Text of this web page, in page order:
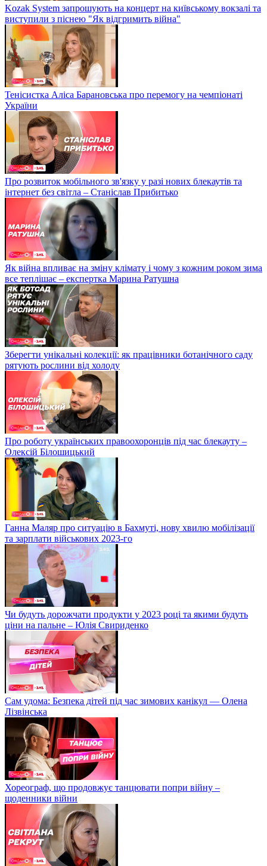
Kozak System запрошують на концерт на київському вокзалі та
виступили з піснею "Як відгримить війна"
Тенісистка Аліса Барановська про перемогу на чемпіонаті
України
Про розвиток мобільного зв'язку у разі нових блекаутів та
інтернет без світла – Станіслав Прибитько
Як війна впливає на зміну клімату і чому з кожним роком зима
все теплішає – експертка Марина Ратушна
Зберегти унікальні колекції: як працівники ботанічного саду
рятують рослини від холоду
Про роботу українських правоохоронців під час блекауту –
Олексій Білошицький
Ганна Маляр про ситуацію в Бахмуті, нову хвилю мобілізації
та зарплати військових 2023-го
Чи будуть дорожчати продукти у 2023 році та якими будуть
ціни на пальне – Юлія Свириденко
Сам удома: Безпека дітей під час зимових канікул — Олена
Лізвінська
Хореограф, що продовжує танцювати попри війну –
щоденники війни